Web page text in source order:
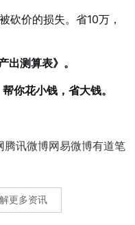
砍价的损失。省10万，
出测算表》。
你花小钱，省大钱。
腾讯微博网易微博有道笔
更多资讯